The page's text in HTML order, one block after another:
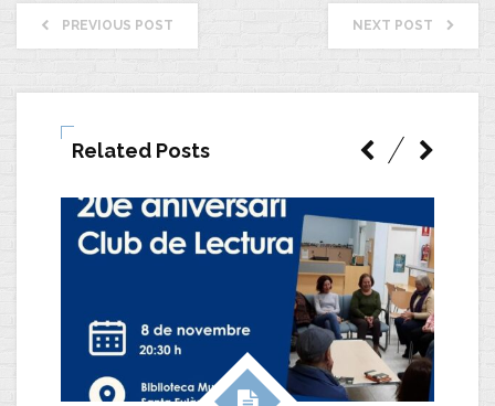
PREVIOUS POST NEXT POST
Related Posts